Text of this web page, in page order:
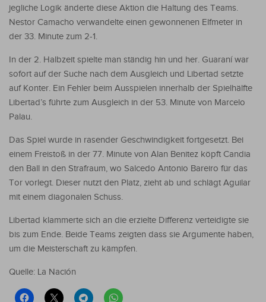
jegliche Logik änderte diese Aktion die Haltung des Teams.
Nestor Camacho verwandelte einen gewonnenen Elfmeter in
der 33. Minute zum 2-1.
In der 2. Halbzeit spielte man ständig hin und her. Guaraní war
sofort auf der Suche nach dem Ausgleich und Libertad setzte
auf Konter. Ein Fehler beim Ausspielen innerhalb der Spielhälfte
Libertad’s führte zum Ausgleich in der 53. Minute von Marcelo
Palau.
Das Spiel wurde in rasender Geschwindigkeit fortgesetzt. Bei
einem Freistoß in der 77. Minute von Alan Benitez köpft Candia
den Ball in den Strafraum, wo Salcedo Antonio Bareiro für das
Tor vorlegt. Dieser nutzt den Platz, zieht ab und schlägt Aguilar
mit einem diagonalen Schuss.
Libertad klammerte sich an die erzielte Differenz verteidigte sie
bis zum Ende. Beide Teams zeigten dass sie Argumente haben,
um die Meisterschaft zu kämpfen.
Quelle: La Nación